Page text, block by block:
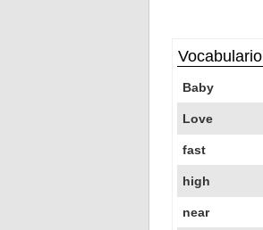
Vocabulario
Baby
Love
fast
high
near